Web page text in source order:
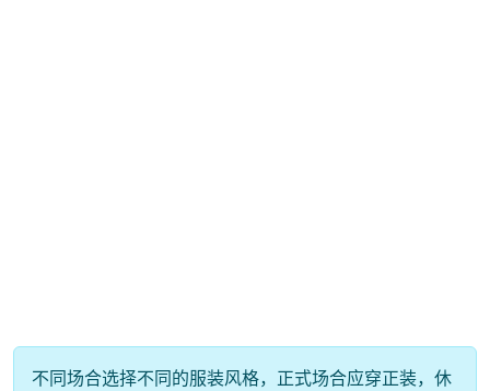
不同场合选择不同的服装风格，正式场合应穿正装，休